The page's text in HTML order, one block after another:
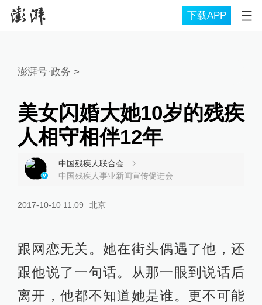
下载APP
澎湃号·政务 >
美女闪婚大她10岁的残疾
人相守相伴12年
中国残疾人联合会
中国残疾人事业新闻宣传促进会
2017-10-10 11:09 北京
跟网恋无关。她在街头偶遇了他，还
跟他说了一句话。从那一眼到说话后
离开，他都不知道她是谁。更不可能